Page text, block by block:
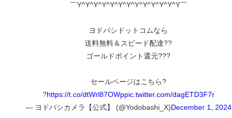
￣Y^Y^Y^Y^Y^Y^Y^Y^Y^Y^Y^Y^Y￣
ヨドバシドットコムなら
送料無料＆スピード配達??
ゴールドポイント還元???
セールページはこちら?
?https://t.co/dtWrl87OWppic.twitter.com/dagETD3F7r
— ヨドバシカメラ【公式】 (@Yodobashi_X)December 1, 2024